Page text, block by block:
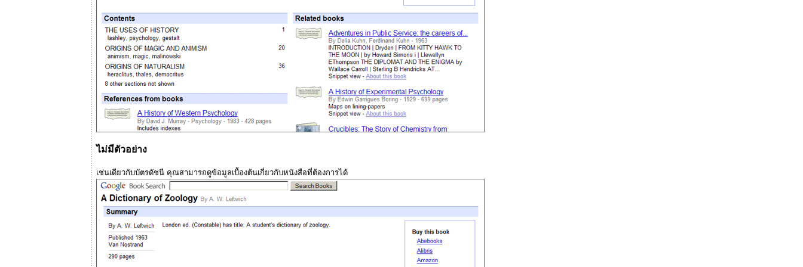
ไม่มีตัวอย่าง
เช่นเดียวกับบัตรดัชนี คุณสามารถดูข้อมูลเบื้องต้นเกี่ยวกับหนังสือที่ต้องการได้